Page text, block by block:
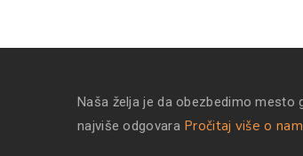
Naša želja je da obezbedimo mesto
najviše odgovara Pročitaj više o